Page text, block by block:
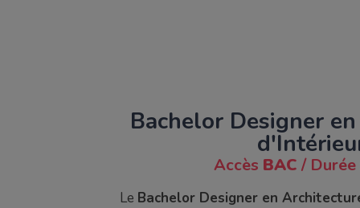
Bachelor Designer
Accès BAC / Durée
Le Bachelor Designer en